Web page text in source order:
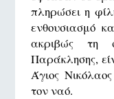
πληρώσει η
ενθουσιασμό
ακριβώς τη
Παράκλησης,
Άγιος
τον ναό.